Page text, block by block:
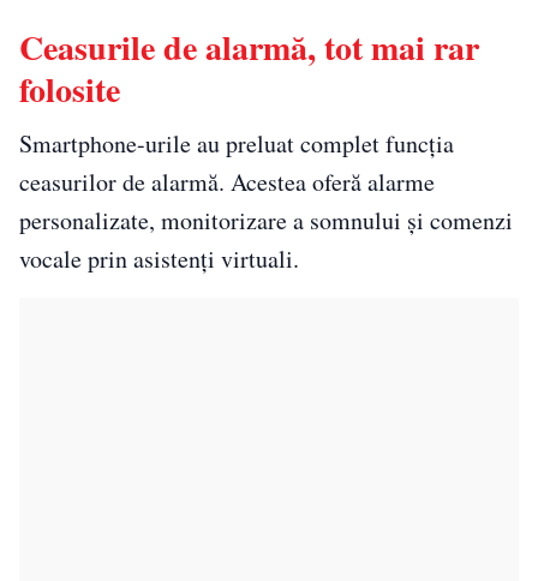
Ceasurile de alarmă, tot mai rar
folosite
Smartphone-urile au preluat complet funcția
ceasurilor de alarmă. Acestea oferă alarme
personalizate, monitorizare a somnului și comenzi
vocale prin asistenți virtuali.